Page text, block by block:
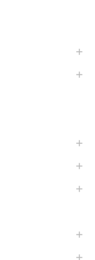
ニット（薄いブルー）
。温かくて良かっ